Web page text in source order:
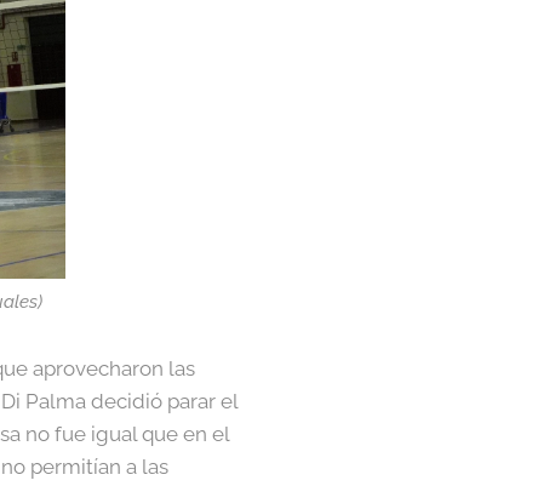
aprovecharon las
Palma decidió parar el
no fue igual que en el
permitían a las